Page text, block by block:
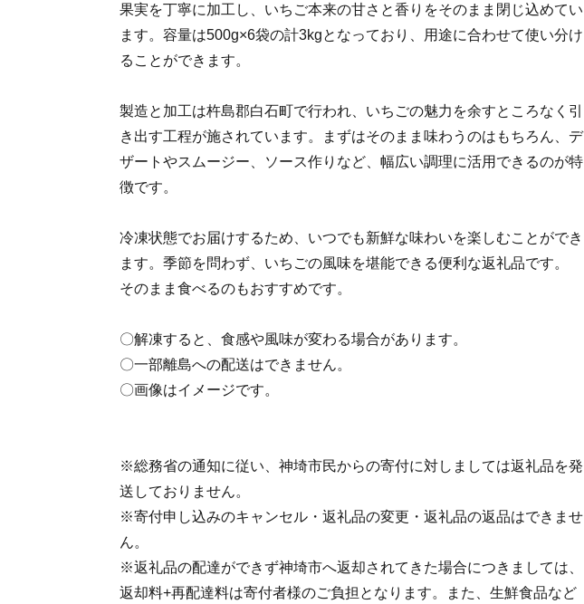
果実を丁寧に加工し、いちご本来の甘さと香りをそのまま閉じ込めてい
ます。容量は500g×6袋の計3kgとなっており、用途に合わせて使い分け
ることができます。
製造と加工は杵島郡白石町で行われ、いちごの魅力を余すところなく引
き出す工程が施されています。まずはそのまま味わうのはもちろん、デ
ザートやスムージー、ソース作りなど、幅広い調理に活用できるのが特
徴です。
冷凍状態でお届けするため、いつでも新鮮な味わいを楽しむことができ
ます。季節を問わず、いちごの風味を堪能できる便利な返礼品です。
そのまま食べるのもおすすめです。
〇解凍すると、食感や風味が変わる場合があります。
〇一部離島への配送はできません。
〇画像はイメージです。
※総務省の通知に従い、神埼市民からの寄付に対しましては返礼品を発
送しておりません。
※寄付申し込みのキャンセル・返礼品の変更・返礼品の返品はできませ
ん。
※返礼品の配達ができず神埼市へ返却されてきた場合につきましては、
返却料+再配達料は寄付者様のご負担となります。また、生鮮食品など